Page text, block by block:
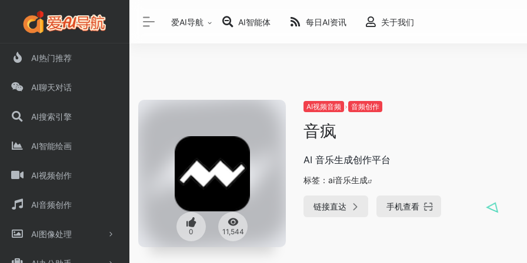
AI热门推荐
AI聊天对话
AI搜索引擎
AI智能绘画
AI视频创作
AI音频创作
AI图像处理
爱AI导航 AI智能体 每日AI资讯 关于我们
0 11,544
AI视频音频 音频创作
音疯
AI 音乐生成创作平台
标签： ai音乐生成
链接直达 手机查看